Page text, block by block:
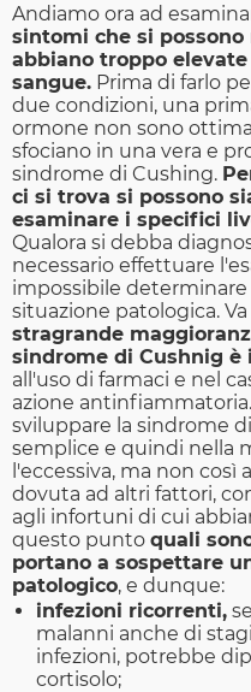
Andiamo ora ad
sintomi che si
abbiano troppo
sangue. Prima di farlo
due condizioni, una
ormone non sono
sfociano in una vera e
sindrome di Cushing.
ci si trova si possono
esaminare i specifici
Qualora si debba
necessario effettuare
impossibile
situazione patologica.
stragrande
sindrome di Cushnig è
all'uso di farmaci e nel
azione
sviluppare la sindrome
semplice e quindi nella
l'eccessiva, ma non così
dovuta ad altri fattori,
agli infortuni di cui
questo punto quali
portano a sospettare
patologico, e dunque:
infezioni ricorrenti,
malanni anche di
infezioni, potrebbe
cortisolo;